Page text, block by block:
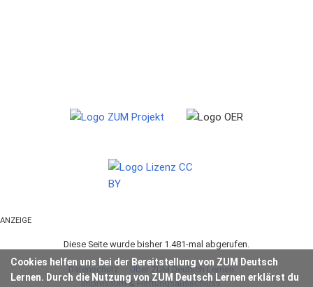
Cookies helfen uns bei der Bereitstellung von ZUM Deutsch
Lernen. Durch die Nutzung von ZUM Deutsch Lernen erklärst du
ANZEIGE
Diese Seite wurde bisher 1.481-mal abgerufen.
Datenschutz
Über ZUM Deutsch Lernen
Impressum & Haftungsausschluss